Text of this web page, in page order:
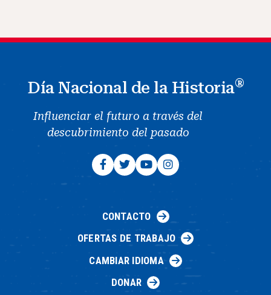
Día Nacional de la Historia®
Influenciar el futuro a través del
descubrimiento del pasado
CONTACTO
OFERTAS DE TRABAJO
CAMBIAR IDIOMA
DONAR